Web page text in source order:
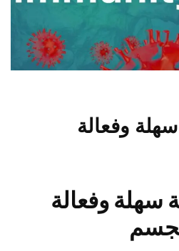
وفعالة
سهلة وفعالة